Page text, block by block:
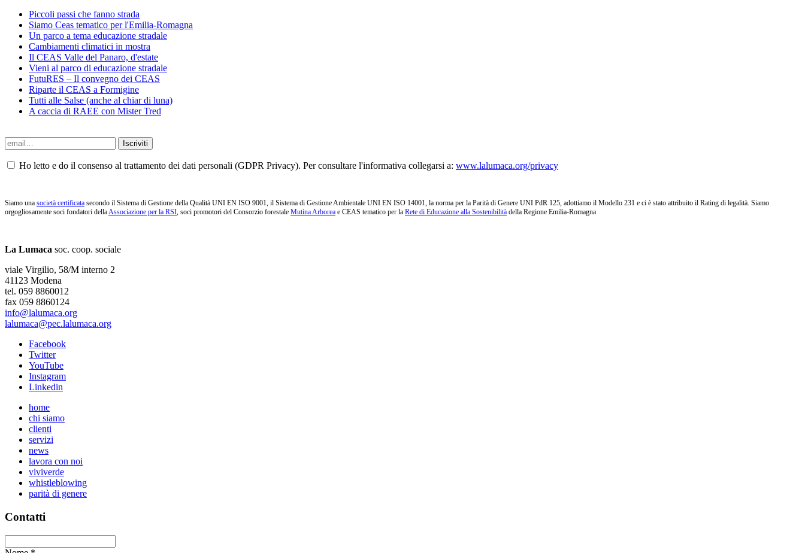
Piccoli passi che fanno strada
Siamo Ceas tematico per l'Emilia-Romagna
Un parco a tema educazione stradale
Cambiamenti climatici in mostra
Il CEAS Valle del Panaro, d'estate
Vieni al parco di educazione stradale
FutuRES – Il convegno dei CEAS
Riparte il CEAS a Formigine
Tutti alle Salse (anche al chiar di luna)
A caccia di RAEE con Mister Tred
Ho letto e do il consenso al trattamento dei dati personali (GDPR Privacy). Per consultare l'informativa collegarsi a: www.lalumaca.org/privacy
Siamo una società certificata secondo il Sistema di Gestione della Qualità UNI EN ISO 9001, il Sistema di Gestione Ambientale UNI EN ISO 14001, la norma per la Parità di Genere UNI PdR 125, adottiamo il Modello 231 e ci è stato attribuito il Rating di legalità. Siamo
orgogliosamente soci fondatori dellaAssociazione per la RSI, soci promotori del Consorzio forestale Mutina Arborea e CEAS tematico per la Rete di Educazione alla Sostenibilità della Regione Emilia-Romagna
La Lumaca soc. coop. sociale
viale Virgilio, 58/M interno 2
41123 Modena
tel. 059 8860012
fax 059 8860124
info@lalumaca.org
lalumaca@pec.lalumaca.org
Facebook
Twitter
YouTube
Instagram
Linkedin
home
chi siamo
clienti
servizi
news
lavora con noi
viviverde
whistleblowing
parità di genere
Contatti